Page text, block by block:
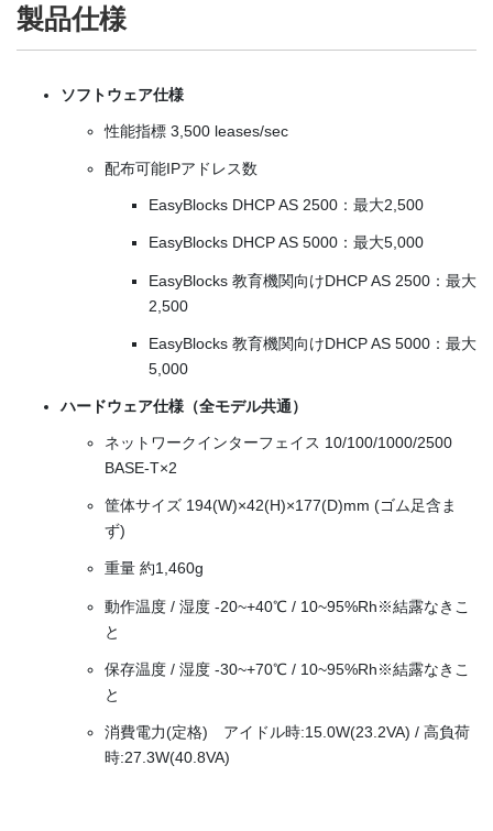
製品仕様
ソフトウェア仕様
性能指標 3,500 leases/sec
配布可能IPアドレス数
EasyBlocks DHCP AS 2500：最大2,500
EasyBlocks DHCP AS 5000：最大5,000
EasyBlocks 教育機関向けDHCP AS 2500：最大
2,500
EasyBlocks 教育機関向けDHCP AS 5000：最大
5,000
ハードウェア仕様（全モデル共通）
ネットワークインターフェイス 10/100/1000/2500
BASE-T×2
筐体サイズ 194(W)×42(H)×177(D)mm (ゴム足含ま
ず)
重量 約1,460g
動作温度 / 湿度 -20~+40℃ / 10~95%Rh※結露なきこ
と
保存温度 / 湿度 -30~+70℃ / 10~95%Rh※結露なきこ
と
消費電力(定格) アイドル時:15.0W(23.2VA) / 高負荷
時:27.3W(40.8VA)